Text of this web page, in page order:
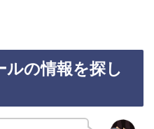
ルの情報を探し